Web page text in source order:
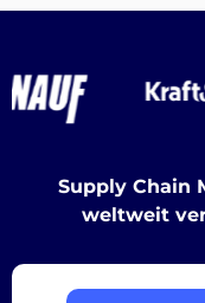
Entdecken
Deutsch
Supply Chain
weltweit